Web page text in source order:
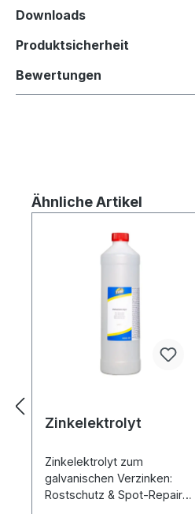
Downloads
Produktsicherheit
Bewertungen
Produktgalerie überspringen
Ähnliche Artikel
Zinkelektrolyt
Zinkelektrolyt zum
galvanischen Verzinken:
Rostschutz & Spot-Repair